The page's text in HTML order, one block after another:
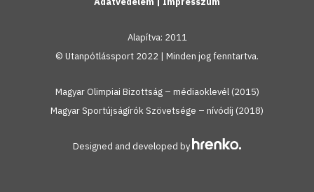
Alapítva: 2011
© Utanpótlássport 2022 | Minden jog fenntartva.
Magyar Olimpiai Bizottság – médiaoklevél (2015)
Magyar Sportújságírók Szövetsége – nívódíj (2018)
Designed and developed by